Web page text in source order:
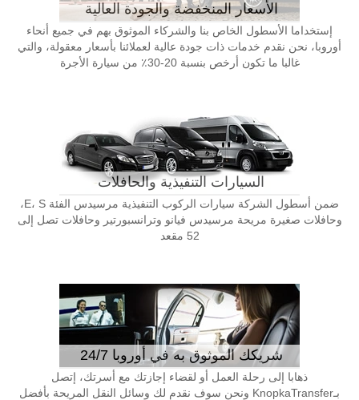
الأسعار المنخفضة والجودة العالية
إستخداما الأسطول الخاص بنا والشركاء الموثوق بهم في جميع أنحاء
أوروبا، نحن نقدم خدمات ذات جودة عالية لعملائنا بأسعار معقولة، والتي
غالبا ما تكون أرخص بنسبة 20-30٪ من سيارة الأجرة
السيارات التنفيذية والحافلات
ضمن أسطول الشركة سيارات الركوب التنفيذية مرسيدس الفئة E، S،
وحافلات صغيرة مريحة مرسيدس فيانو وترانسبورتير وحافلات تصل إلى
52 مقعد
شريكك الموثوق به في أوروبا 24/7
ذهابا إلى رحلة العمل أو لقضاء إجازتك مع أسرتك، إتصل
بـKnopkaTransfer ونحن سوف نقدم لك وسائل النقل المريحة بأفضل